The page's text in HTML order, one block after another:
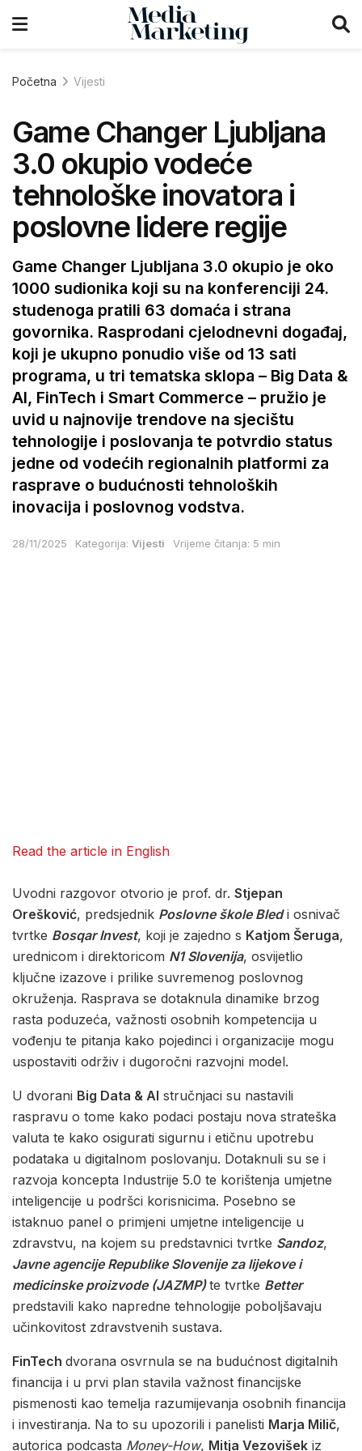
Početna Vijesti
Game Changer Ljubljana
3.0 okupio vodeće
tehnološke inovatora i
poslovne lidere regije
Game Changer Ljubljana 3.0 okupio je oko
1000 sudionika koji su na konferenciji 24.
studenoga pratili 63 domaća i strana
govornika. Rasprodani cjelodnevni događaj,
koji je ukupno ponudio više od 13 sati
programa, u tri tematska sklopa – Big Data &
AI, FinTech i Smart Commerce – pružio je
uvid u najnovije trendove na sjecištu
tehnologije i poslovanja te potvrdio status
jedne od vodećih regionalnih platformi za
rasprave o budućnosti tehnoloških
inovacija i poslovnog vodstva.
28/11/2025 Kategorija: Vijesti Vrijeme čitanja: 5 min
Read the article in English
Uvodni razgovor otvorio je prof. dr. Stjepan
Orešković, predsjednik Poslovne škole Bledi osnivač
tvrtke Bosqar Invest, koji je zajedno s Katjom Šeruga,
urednicom i direktoricom N1 Slovenija, osvijetlio
ključne izazove i prilike suvremenog poslovnog
okruženja. Rasprava se dotaknula dinamike brzog
rasta poduzeća, važnosti osobnih kompetencija u
vođenju te pitanja kako pojedinci i organizacije mogu
uspostaviti održiv i dugoročni razvojni model.
U dvorani Big Data & AI stručnjaci su nastavili
raspravu o tome kako podaci postaju nova strateška
valuta te kako osigurati sigurnu i etičnu upotrebu
podataka u digitalnom poslovanju. Dotaknuli su se i
razvoja koncepta Industrije 5.0 te korištenja umjetne
inteligencije u podršci korisnicima. Posebno se
istaknuo panel o primjeni umjetne inteligencije u
zdravstvu, na kojem su predstavnici tvrtke Sandoz,
Javne agencije Republike Slovenije za lijekove i
medicinske proizvode (JAZMP)te tvrtke Better
predstavili kako napredne tehnologije poboljšavaju
učinkovitost zdravstvenih sustava.
FinTech dvorana osvrnula se na budućnost digitalnih
financija i u prvi plan stavila važnost financijske
pismenosti kao temelja razumijevanja osobnih financija
i investiranja. Na to su upozorili i panelisti Marja Milič,
autorica podcasta Money-How, Mitja Vezovišek iz